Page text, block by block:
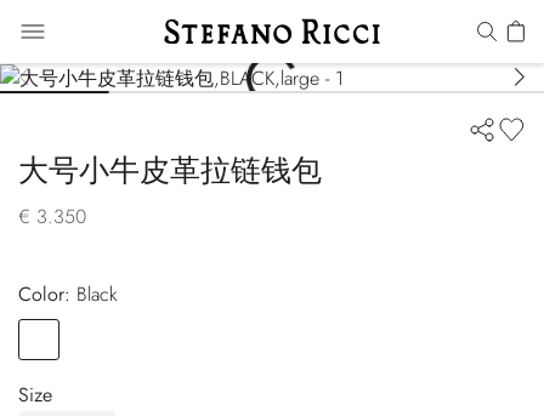
大号小牛皮革拉链钱包
€ 3.350
Color:
black
Size